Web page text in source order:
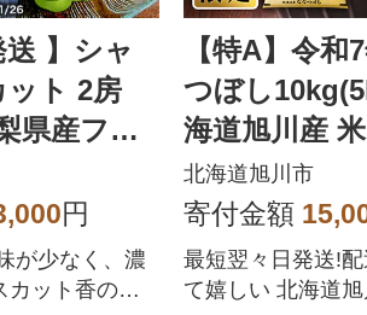
送 】シャ
ト 2房
県産フル
どう
円
が少なく、濃
カット香の芳
【特A】令和
つぼし
海道旭川産
【さとふる
57
北海道旭川市
寄付金額
最短翌々日発送!
て嬉しい 北海道